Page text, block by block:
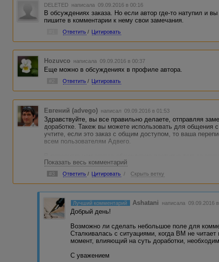
DELETED написала 09.09.2016 в 00:16
В обсуждениях заказа. Но если автор где-то натупил и
пишите в комментарии к нему свои замечания.
Ответить / Цитировать
Hozuvco написала 09.09.2016 в 00:37
Еще можно в обсуждениях в профиле автора.
Ответить / Цитировать
Евгений (advego) написал 09.09.2016 в 01:53
Здравствуйте, вы все правильно делаете, отправляя
доработке. Такеж вы можете использовать для общения
учтите, если это заказ с общим доступом, то ваша
всем пользователям Адвего.
заказ персональным, нужно добавить ник исполнителя в
настройках заказа и отметить чекбокс "Заказ только
видны только авторизованным пользователям
Показать весь комментарий
#3 Ответить / Цитировать / Скрыть ветку
Лучший комментарий Ashatani написала 09.09.2016
Добрый день!
Возможно ли сделать небольшое поле для
Сталкивалась с ситуациями, когда ВМ не
момент, влияющий на суть доработки,
С уважением